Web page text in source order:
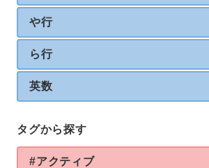
や行
ら行
英数
タグから探す
#アクティブ